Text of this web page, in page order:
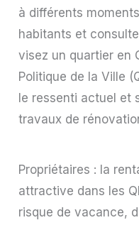
à différents
habitants et
visez un quartier en
Politique de la Ville
le ressenti actuel et
travaux de
Propriétaires : la
attractive dans les
risque de vacance,